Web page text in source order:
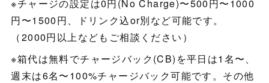
※チャージの設定は0円(No Charge)〜500円〜1000
円〜1500円、ドリンク込or別など可能です。
（2000円以上などもご相談ください）
※箱代は無料でチャージバック(CB)を平日は1名〜、
週末は6名〜100%チャージバック可能です。その他